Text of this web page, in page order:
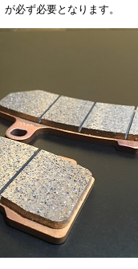
が必ず必要となります。